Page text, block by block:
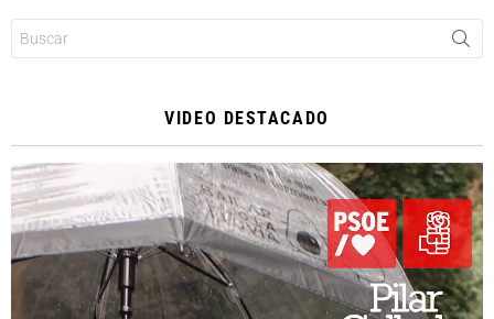
VIDEO DESTACADO
Reproductor
de
vídeo